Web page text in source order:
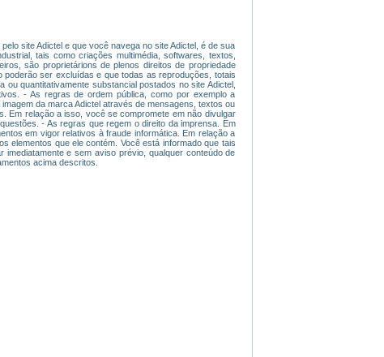
site Adictel e que você navega no site Adictel, é de sua
tais como criações multimédia, softwares, textos,
são proprietárions de plenos direitos de propriedade
poderão ser excluídas e que todas as reproduções, totais
quantitativamente substancial postados no site Adictel,
- As regras de ordem pública, como por exemplo a
da marca Adictel através de mensagens, textos ou
Em relação a isso, você se compromete em não divulgar
- As regras que regem o direito da imprensa. Em
em vigor relativos à fraude informática. Em relação a
elementos que ele contém. Você está informado que tais
e sem aviso prévio, qualquer conteúdo de
acima descritos.